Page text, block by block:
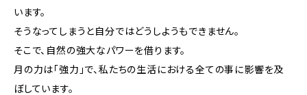
います。
そうなってしまうと自分ではどうしようもできません。
そこで、自然の強大なパワーを借ります。
月の力は「強力」で、私たちの生活における全ての事に影響を及
ぼしています。